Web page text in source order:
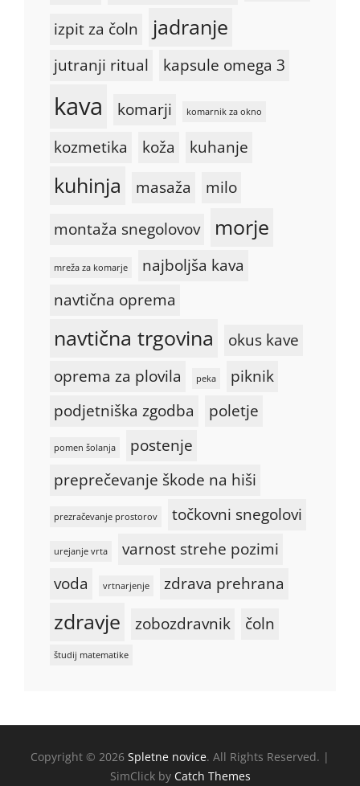
izpit za čoln jadranje
jutranji ritual kapsule omega 3
kava komarji komarnik za okno
kozmetika koža kuhanje
kuhinja masaža
milo
montaža snegolovov
morje
mreža za komarje
najboljša kava
navtična oprema
navtična trgovina
okus kave
oprema za plovila
peka
piknik
podjetniška zgodba
poletje
pomen šolanja
postenje
preprečevanje škode na hiši
prezračevanje prostorov točkovni snegolovi
urejanje vrta
varnost strehe pozimi
voda
vrtnarjenje zdrava prehrana
zdravje zobozdravnik čoln
študij matematike
Copyright © 2026 Spletne novice. All Rights Reserved. |
SimClick by Catch Themes